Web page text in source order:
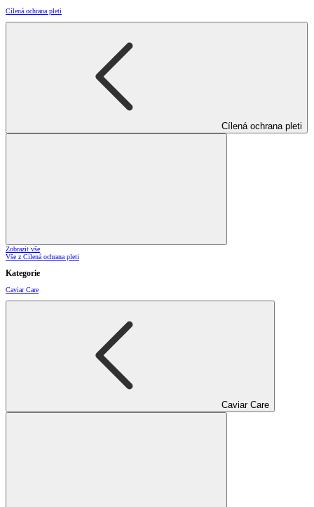
Cílená ochrana pleti
Cílená ochrana pleti
Zobrazit vše
Vše z Cílená ochrana pleti
Kategorie
Caviar Care
Caviar Care